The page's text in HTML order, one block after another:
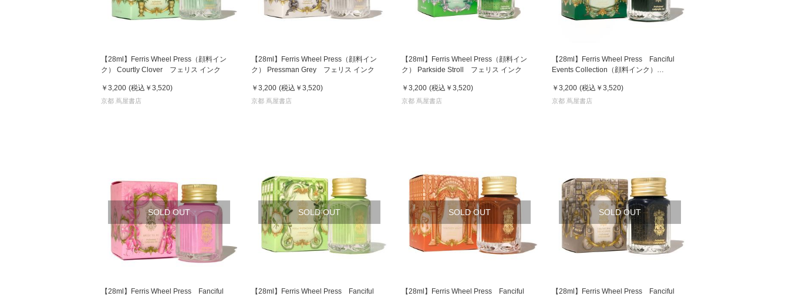
【28ml】Ferris Wheel Press（顔料イン
ク） Courtly Clover フェリス インク
￥3,200 (税込 ￥3,520)
京都 蔦屋書店
【28ml】Ferris Wheel Press（顔料イン
ク） Pressman Grey フェリス インク
￥3,200 (税込 ￥3,520)
京都 蔦屋書店
【28ml】Ferris Wheel Press（顔料イン
ク） Parkside Stroll フェリス インク
￥3,200 (税込 ￥3,520)
京都 蔦屋書店
【28ml】Ferris Wheel Press Fanciful
Events Collection（顔料インク）
￥3,200 (税込 ￥3,520)
京都 蔦屋書店
SOLD OUT
【28ml】Ferris Wheel Press Fanciful
SOLD OUT
【28ml】Ferris Wheel Press Fanciful
SOLD OUT
【28ml】Ferris Wheel Press Fanciful
SOLD OUT
【28ml】Ferris Wheel Press Fanciful